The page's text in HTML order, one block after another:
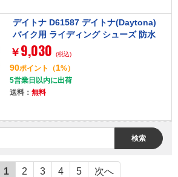
デイトナ D61587 デイトナ(Daytona)
バイク用 ライディング シューズ 防水
ハイカット リール D-WPライディング
シューズ DS-501 ソリッドホワイト 24.
5cm 61587
￥ 9,030 (税込)
90ポイント （1%）
5営業日以内に出荷
送料： 無料
検索
1 2 3 4 5 次へ